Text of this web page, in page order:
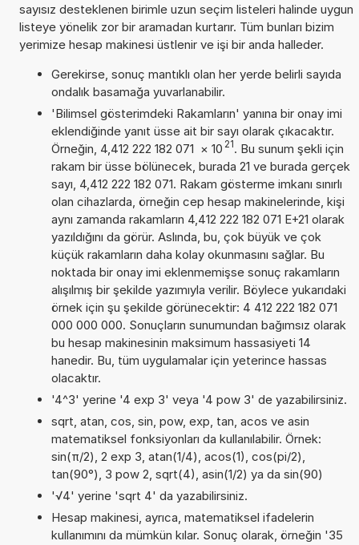
sayısız desteklenen birimle uzun seçim listeleri halinde uygun
listeye yönelik zor bir aramadan kurtarır. Tüm bunları bizim
yerimize hesap makinesi üstlenir ve işi bir anda halleder.
Gerekirse, sonuç mantıklı olan her yerde belirli sayıda
ondalık basamağa yuvarlanabilir.
'Bilimsel gösterimdeki Rakamların' yanına bir onay imi
eklendiğinde yanıt üsse ait bir sayı olarak çıkacaktır.
Örneğin, 4,412 222 182 071 × 10 21. Bu sunum şekli için
rakam bir üsse bölünecek, burada 21 ve burada gerçek
sayı, 4,412 222 182 071. Rakam gösterme imkanı sınırlı
olan cihazlarda, örneğin cep hesap makinelerinde, kişi
aynı zamanda rakamların 4,412 222 182 071 E+21 olarak
yazıldığını da görür. Aslında, bu, çok büyük ve çok
küçük rakamların daha kolay okunmasını sağlar. Bu
noktada bir onay imi eklenmemişse sonuç rakamların
alışılmış bir şekilde yazımıyla verilir. Böylece yukarıdaki
örnek için şu şekilde görünecektir: 4 412 222 182 071
000 000 000. Sonuçların sunumundan bağımsız olarak
bu hesap makinesinin maksimum hassasiyeti 14
hanedir. Bu, tüm uygulamalar için yeterince hassas
olacaktır.
'4^3' yerine '4 exp 3' veya '4 pow 3' de yazabilirsiniz.
sqrt, atan, cos, sin, pow, exp, tan, acos ve asin
matematiksel fonksiyonları da kullanılabilir. Örnek:
sin(π/2), 2 exp 3, atan(1/4), acos(1), cos(pi/2),
tan(90°), 3 pow 2, sqrt(4), asin(1/2) ya da sin(90)
'√4' yerine 'sqrt 4' da yazabilirsiniz.
Hesap makinesi, ayrıca, matematiksel ifadelerin
kullanımını da mümkün kılar. Sonuç olarak, örneğin '35